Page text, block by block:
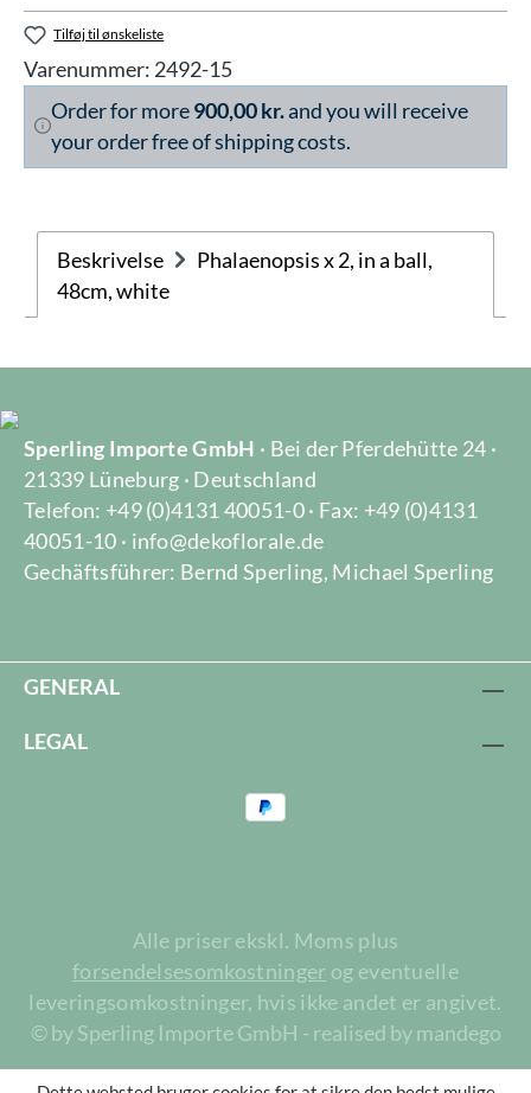
Tilføj til ønskeliste
Varenummer: 2492-15
Order for more900,00 kr.and you will receive
your order free of shipping costs.
Beskrivelse
Phalaenopsis x 2, in a ball,
48cm, white
Sperling Importe GmbH · Bei der Pferdehütte 24 ·
21339 Lüneburg · Deutschland
Telefon: +49 (0)4131 40051-0 · Fax: +49 (0)4131
40051-10 · info@dekoflorale.de
Gechäftsführer: Bernd Sperling, Michael Sperling
GENERAL
LEGAL
Alle priser ekskl. Moms plus
forsendelsesomkostninger og eventuelle
leveringsomkostninger, hvis ikke andet er angivet.
© by Sperling Importe GmbH - realised by mandego